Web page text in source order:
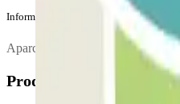
Informação adicional
Aparca en las plantas S3 y S4 del
Produtos disponíveis